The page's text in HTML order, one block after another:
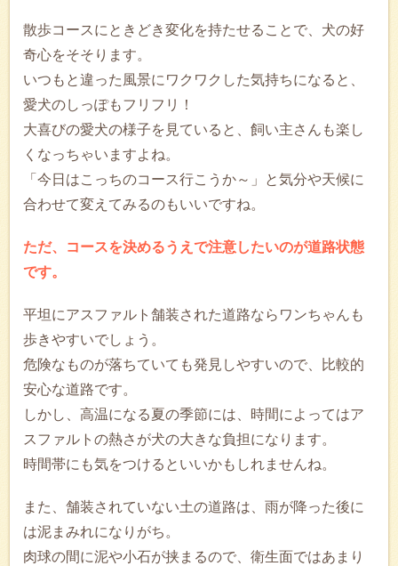
散歩コースにときどき変化を持たせることで、犬の好
奇心をそそります。
いつもと違った風景にワクワクした気持ちになると、
愛犬のしっぽもフリフリ！
大喜びの愛犬の様子を見ていると、飼い主さんも楽し
くなっちゃいますよね。
「今日はこっちのコース行こうか～」と気分や天候に
合わせて変えてみるのもいいですね。
ただ、コースを決めるうえで注意したいのが道路状態
です。
平坦にアスファルト舗装された道路ならワンちゃんも
歩きやすいでしょう。
危険なものが落ちていても発見しやすいので、比較的
安心な道路です。
しかし、高温になる夏の季節には、時間によってはア
スファルトの熱さが犬の大きな負担になります。
時間帯にも気をつけるといいかもしれませんね。
また、舗装されていない土の道路は、雨が降った後に
は泥まみれになりがち。
肉球の間に泥や小石が挟まるので、衛生面ではあまり